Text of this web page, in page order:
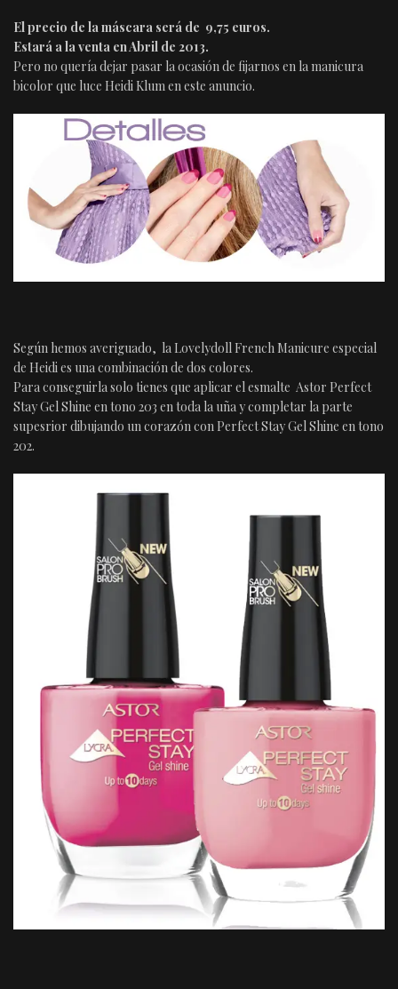
El precio de la máscara será de 9,75 euros.
Estará a la venta en Abril de 2013.
Pero no quería dejar pasar la ocasión de fijarnos en la manicura
bicolor que luce Heidi Klum en este anuncio.
Según hemos averiguado, la Lovelydoll French Manicure especial
de Heidi es una combinación de dos colores.
Para conseguirla solo tienes que aplicar el esmalte Astor Perfect
Stay Gel Shine en tono 203 en toda la uña y completar la parte
supesrior dibujando un corazón con Perfect Stay Gel Shine en tono
202.